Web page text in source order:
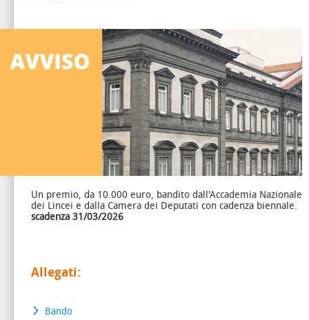
Un premio, da 10.000 euro, bandito dall'Accademia Nazionale
dei Lincei e dalla Camera dei Deputati con cadenza biennale.
scadenza 31/03/2026
Allegati:
Bando